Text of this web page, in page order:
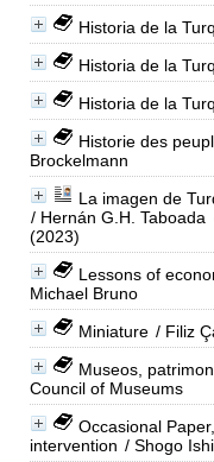
Historia de la
Historia de la
Historia de la
Historie des
Brockelmann
La imagen de
/ Hernán G.H. Taboada
(2023)
Lessons of
Michael Bruno
Miniature / Filiz
Museos,
Council of Museums
Occasional
intervention / Shogo